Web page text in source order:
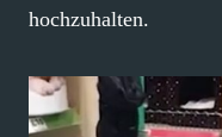
hochzuhalten.